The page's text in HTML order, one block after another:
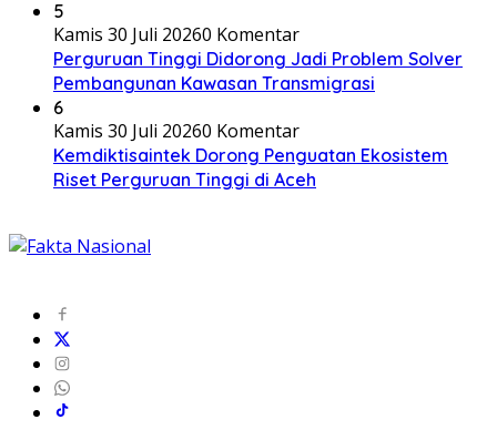
5
Kamis 30 Juli 20260 Komentar
Perguruan Tinggi Didorong Jadi Problem Solver
Pembangunan Kawasan Transmigrasi
6
Kamis 30 Juli 20260 Komentar
Kemdiktisaintek Dorong Penguatan Ekosistem
Riset Perguruan Tinggi di Aceh